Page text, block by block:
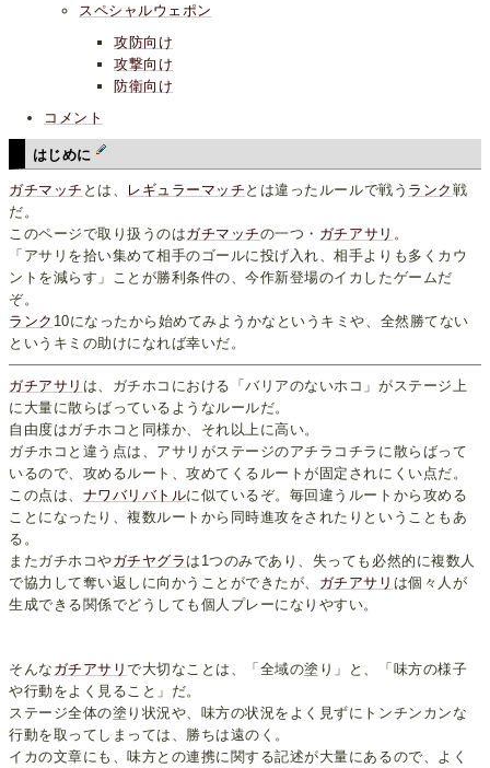
スペシャルウェポン
攻防向け
攻撃向け
防衛向け
コメント
はじめに
ガチマッチ とは、 レギュラーマッチ とは違ったルールで戦う ランク 戦
だ。
このページで取り扱うのはガチマッチの一つ・ ガチアサリ 。
「アサリを拾い集めて相手のゴールに投げ入れ、相手よりも多くカウ
ントを減らす」ことが勝利条件の、今作新登場のイカしたゲームだ
ぞ。
ランク 10になったから始めてみようかなというキミや、全然勝てない
というキミの助けになれば幸いだ。
ガチアサリ は、ガチホコにおける「バリアのないホコ」がステージ上
に大量に散らばっているようなルールだ。
自由度はガチホコと同様か、それ以上に高い。
ガチホコと違う点は、アサリがステージのアチラコチラに散らばって
いるので、攻めるルート、攻めてくるルートが固定されにくい点だ。
この点は、 ナワバリバトルに似ているぞ。毎回違うルートから攻める
ことになったり、複数ルートから同時進攻をされたりということもあ
る。
またガチホコやガチヤグラ は1つのみであり、失っても必然的に複数人
で協力して奪い返しに向かうことができたが、 ガチアサリ は個々人が
生成できる関係でどうしても個人プレーになりやすい。
そんな ガチアサリで大切なことは、「全域の塗り」と、「味方の様子
や行動をよく見ること」だ。
ステージ全体の塗り状況や、味方の状況をよく見ずにトンチンカンな
行動を取ってしまっては、勝ちは遠のく。
イカの文章にも、味方との連携に関する記述が大量にあるので、よく